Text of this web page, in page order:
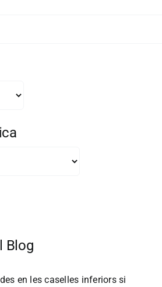
Blog
en les caselles inferiors si